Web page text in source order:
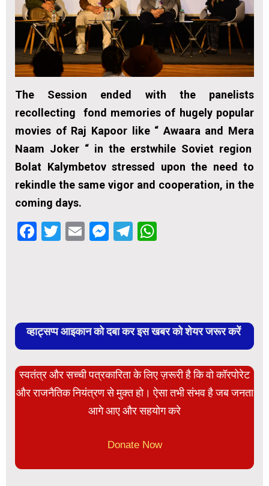
The Session ended with the panelists
recollecting fond memories of hugely popular
movies of Raj Kapoor like “ Awaara and Mera
Naam Joker “ in the erstwhile Soviet region
Bolat Kalymbetov stressed upon the need to
rekindle the same vigor and cooperation, in the
coming days.
Facebook
Twitter
EmailMessenger
Telegram
व्हाट्सप्प आइकान को दबा कर इस खबर को शेयर जरूर करें
स्वतंत्र और सच्ची पत्रकारिता के लिए ज़रूरी है कि वो कॉरपोरेट
और राजनैतिक नियंत्रण से मुक्त हो। ऐसा तभी संभव है जब जनता
आगे आए और सहयोग करे
Donate Now